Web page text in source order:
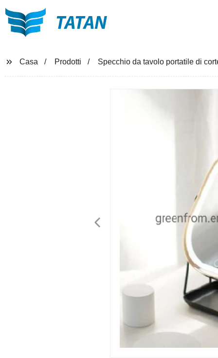
TATAN
Casa Prodotti Specchio da tavolo portatile di